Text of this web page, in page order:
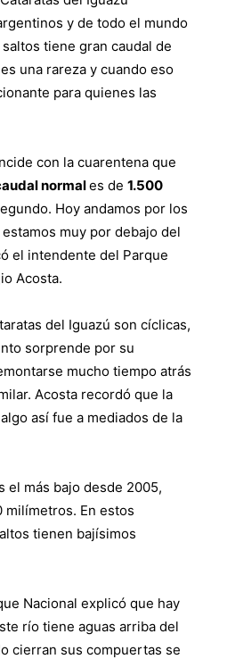
y de todo el mundo
tiene gran caudal de
una rareza y cuando eso
para quienes las
con la cuarentena que
normales de 1.500
Hoy andamos por los
muy por debajo del
el intendente del Parque
Acosta.
del Iguazú son cíclicas,
sorprende por su
mucho tiempo atrás
Acosta recordó que la
así fue a mediados de la
el más bajo desde 2005,
milímetros. En estos
tienen bajísimos
Nacional explicó que hay
río tiene aguas arriba del
cierran sus compuertas se